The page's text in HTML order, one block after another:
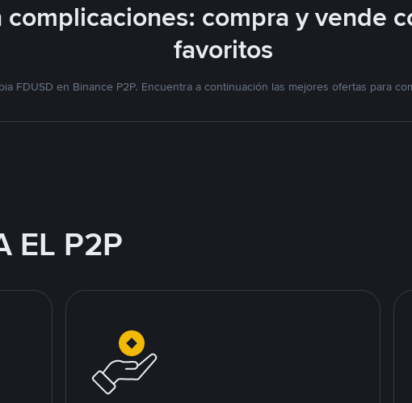
complicaciones: compra y vende
favoritos
FDUSD en Binance P2P. Encuentra a continuación las mejores ofertas para
EL P2P